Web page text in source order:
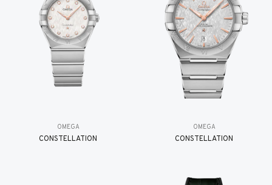
OMEGA
CONSTELLATION
OMEGA
CONSTELLATION